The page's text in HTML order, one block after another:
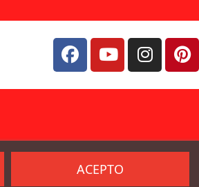
ACEPTO